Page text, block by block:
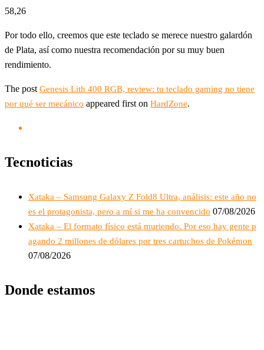
58,26
Por todo ello, creemos que este teclado se merece nuestro galardón
de Plata, así como nuestra recomendación por su muy buen
rendimiento.
The post Genesis Lith 400 RGB, review: tu teclado gaming no tiene
por qué ser mecánico appeared first on HardZone.
Tecnoticias
Xataka – Samsung Galaxy Z Fold8 Ultra, análisis: este año no
es el protagonista, pero a mí si me ha convencido 07/08/2026
Xataka – El formato físico está muriendo. Por eso hay gente p
agando 2 millones de dólares por tres cartuchos de Pokémon
07/08/2026
Donde estamos